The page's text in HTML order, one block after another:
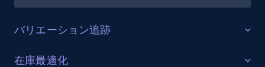
specified keywords
バリエーション追跡
すべての製品バリエーションを監視する
在庫最適化